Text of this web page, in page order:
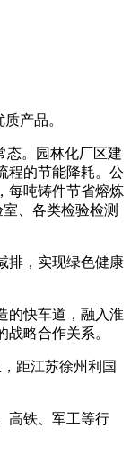
产品。
态。园林化厂区建
程的节能降耗。公
每吨铸件节省熔炼
、各类检验检测
排，实现绿色健康
的快车道，融入淮
略合作关系。
距江苏徐州利国
高铁、军工等行